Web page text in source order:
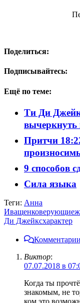
Поделиться:
Подписывайтесь:
Ещё по теме:
Ти Ди
вычеркнуть
Притчи
9 способов
Сила языка
Теги: Анна
Иващенковерующие
Ди Джейксхарактер
Комментарии
Виктор:
07.07.2018 в
Когда ты
знакомым, не
ком это